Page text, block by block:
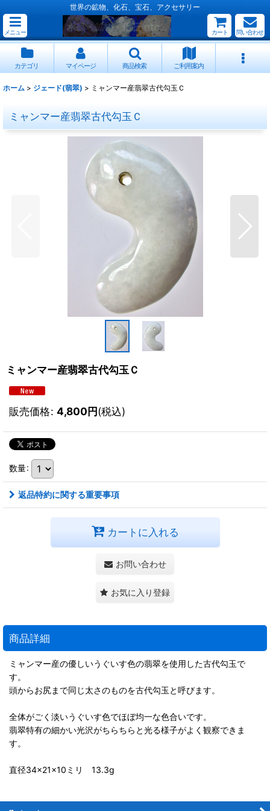
世界の鉱物、化石、宝石、アクセサリー
メニュー カート 問い合わせ
カテゴリ マイページ 商品検索 ご利用案内
ホーム > ジェード(翡翠) > ミャンマー産翡翠古代勾玉Ｃ
ミャンマー産翡翠古代勾玉Ｃ
ミャンマー産翡翠古代勾玉Ｃ
販売価格: 4,800円(税込)
数量:
返品特約に関する重要事項
カートに入れる
お問い合わせ
お気に入り登録
商品詳細
ミャンマー産の優しいうぐいす色の翡翠を使用した古代勾玉で
す。
頭からお尻まで同じ太さのものを古代勾玉と呼びます。
全体がごく淡いうぐいす色でほぼ均一な色合いです。
翡翠特有の細かい光沢がちらちらと光る様子がよく観察できま
す。
直径34×21×10ミリ 13.3g